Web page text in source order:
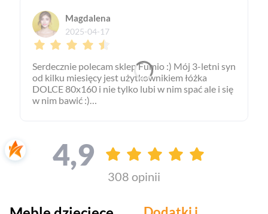
Magdalena
2025-04-17
Serdecznie polecam sklep Fumio :) Mój 3-letni syn
od kilku miesięcy jest użytkownikiem łóżka
DOLCE 80x160 i nie tylko lubi w nim spać ale i się
w nim bawić :)
Wyrażając swoją opinię mogę tylko podziękować
Pani Ani za profesjonalną pomoc w wyborze
łóżka i za to że cały proces od zamówienia do jego
realizacji przebiegł bardzo miło i sprawnie. Sklep
4,9
308 opinii